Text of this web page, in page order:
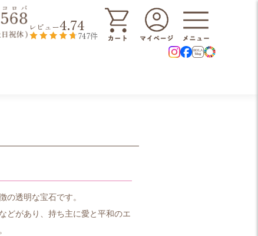
レビュー4.74
747件
の透明な宝石です。
どがあり、持ち主に愛と平和のエ